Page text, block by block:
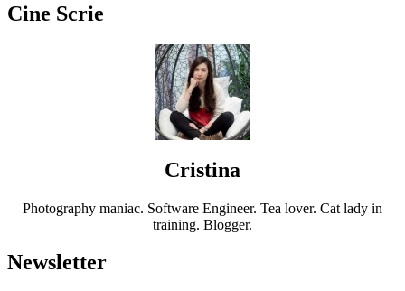
Cine Scrie
Cristina
Photography maniac. Software Engineer. Tea lover. Cat lady in
training. Blogger.
Newsletter